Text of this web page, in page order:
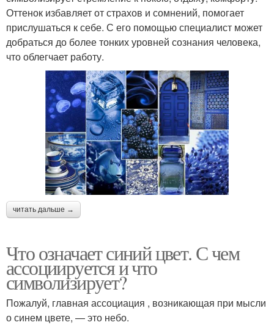
Оттенок избавляет от страхов и сомнений, помогает
прислушаться к себе. С его помощью специалист может
добраться до более тонких уровней сознания человека,
что облегчает работу.
читать дальше →
Что означает синий цвет. С чем
ассоциируется и что
символизирует?
Пожалуй, главная ассоциация , возникающая при мысли
о синем цвете, — это небо.